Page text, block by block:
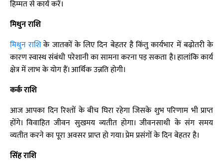
हिम्मत से कार्य करें।
मिथुन राशि
मिथुन राशिके जातकों के लिए दिन बेहतर है किंतु कार्यभार में बढ़ोतरी के
कारण स्वास्थ संबंधी परेशानी का सामना करना पड़ सकता है। हालांकि कार्य
क्षेत्र में लाभ के योग हैं। आर्थिक उन्नति होगी।
कर्क राशि
आज आपका दिन रिश्तों के बीच घिरा रहेगा जिसके शुभ परिणाम भी प्राप्त
होंगे। विवाहित जीवन सुखमय व्यतीत होगा। जीवनसाथी के संग समय
व्यतीत करने का पूरा अवसर प्राप्त हो गया। प्रेम प्रसंगों के दिन बेहतर है।
सिंह राशि